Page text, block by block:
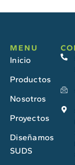
MENU
Inicio
Productos
Nosotros
Proyectos
Diseñamos
SUDS